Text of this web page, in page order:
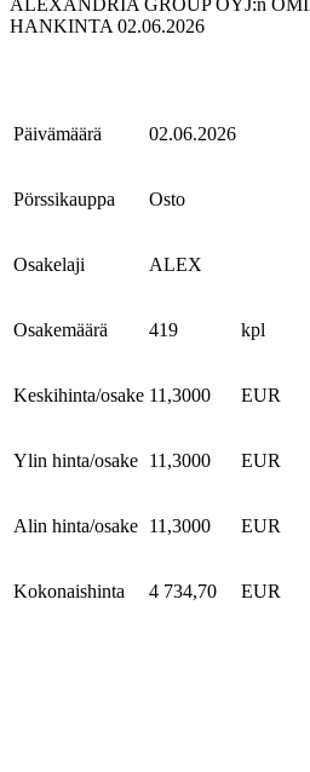
HANKINTA 02.06.2026
Päivämäärä 02.06.2026
Pörssikauppa Osto
Osakelaji ALEX
Osakemäärä 419 kpl
Keskihinta/osake 11,3000 EUR
Ylin hinta/osake 11,3000 EUR
Alin hinta/osake 11,3000 EUR
Kokonaishinta 4 734,70 EUR